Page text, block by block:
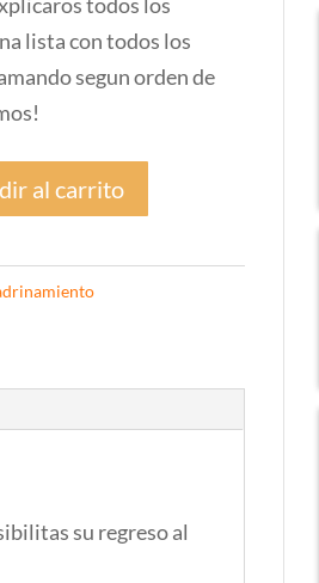
lista con todos los
segun orden de
al carrito
su regreso al